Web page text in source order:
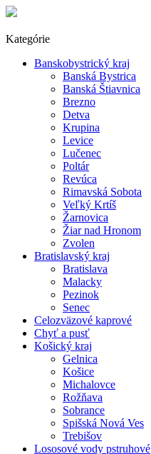
Kategórie
Banskobystrický kraj
Banská Bystrica
Banská Štiavnica
Brezno
Detva
Krupina
Levice
Lučenec
Poltár
Revúca
Rimavská Sobota
Veľký Krtíš
Žarnovica
Žiar nad Hronom
Zvolen
Bratislavský kraj
Bratislava
Malacky
Pezinok
Senec
Celozväzové kaprové
Chyť a pusť
Košický kraj
Gelnica
Košice
Michalovce
Rožňava
Sobrance
Spišská Nová Ves
Trebišov
Lososové vody pstruhové